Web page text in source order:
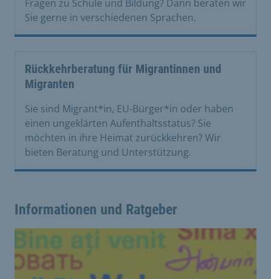
Fragen zu Schule und Bildung? Dann beraten wir
Sie gerne in verschiedenen Sprachen.
Rückkehrberatung für Migrantinnen und
Migranten
Sie sind Migrant*in, EU-Bürger*in oder haben
einen ungeklärten Aufenthaltsstatus? Sie
möchten in ihre Heimat zurückkehren? Wir
bieten Beratung und Unterstützung.
Informationen und Ratgeber
This is a carousel with rotating cards. Use the